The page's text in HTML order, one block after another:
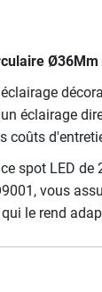
Ø36Mm
éclairage
coûts
ce spot LED de
vous
le rend